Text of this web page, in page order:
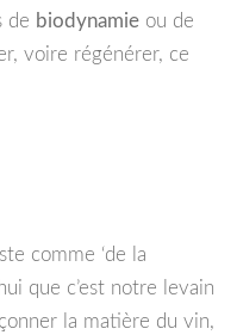
de biodynamie ou de
voire régénérer, ce
comme ‘de la
que c’est notre levain
la matière du vin,